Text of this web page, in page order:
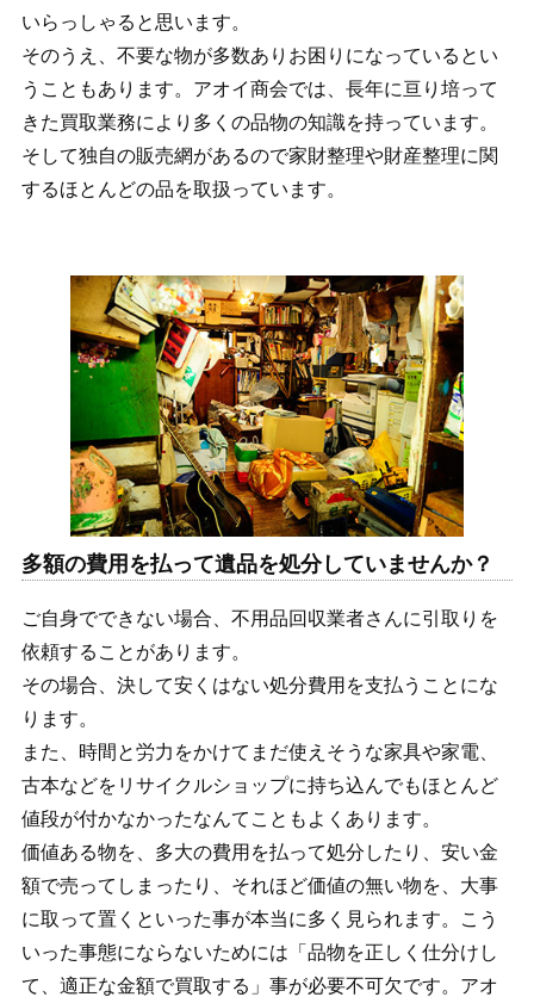
いらっしゃると思います。
そのうえ、不要な物が多数ありお困りになっているとい
うこともあります。アオイ商会では、長年に亘り培って
きた買取業務により多くの品物の知識を持っています。
そして独自の販売網があるので家財整理や財産整理に関
するほとんどの品を取扱っています。
多額の費用を払って遺品を処分していませんか？
ご自身でできない場合、不用品回収業者さんに引取りを
依頼することがあります。
その場合、決して安くはない処分費用を支払うことにな
ります。
また、時間と労力をかけてまだ使えそうな家具や家電、
古本などをリサイクルショップに持ち込んでもほとんど
値段が付かなかったなんてこともよくあります。
価値ある物を、多大の費用を払って処分したり、安い金
額で売ってしまったり、それほど価値の無い物を、大事
に取って置くといった事が本当に多く見られます。こう
いった事態にならないためには「品物を正しく仕分けし
て、適正な金額で買取する」事が必要不可欠です。アオ